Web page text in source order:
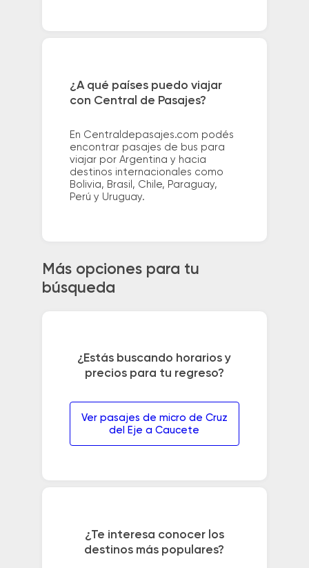
¿A qué países puedo viajar
con Central de Pasajes?
En Centraldepasajes.com podés
encontrar pasajes de bus para
viajar por Argentina y hacia
destinos internacionales como
Bolivia, Brasil, Chile, Paraguay,
Perú y Uruguay.
Más opciones para tu
búsqueda
¿Estás buscando horarios y
precios para tu regreso?
Ver pasajes de micro de Cruz
del Eje a Caucete
¿Te interesa conocer los
destinos más populares?